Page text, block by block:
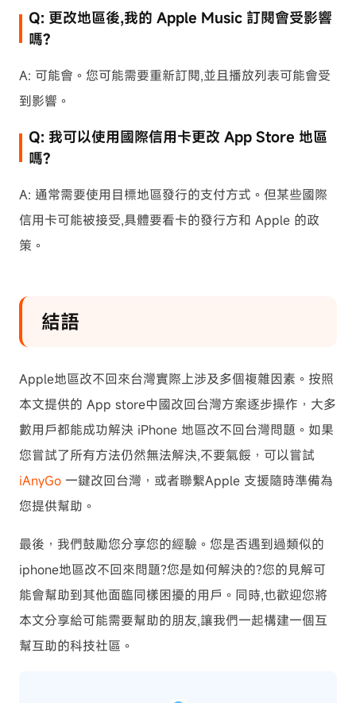
Q: 更改地區後,我的 Apple Music 訂閱會受影響
嗎?
A: 可能會。您可能需要重新訂閱,並且播放列表可能會受
到影響。
Q: 我可以使用國際信用卡更改 App Store 地區
嗎?
A: 通常需要使用目標地區發行的支付方式。但某些國際
信用卡可能被接受,具體要看卡的發行方和 Apple 的政
策。
結語
Apple地區改不回來台灣實際上涉及多個複雜因素。按照
本文提供的 App store中國改回台灣方案逐步操作，大多
數用戶都能成功解決 iPhone 地區改不回台灣問題。如果
您嘗試了所有方法仍然無法解決,不要氣餒，可以嘗試
iAnyGo 一鍵改回台灣，或者聯繫Apple 支援隨時準備為
您提供幫助。
最後，我們鼓勵您分享您的經驗。您是否遇到過類似的
iphone地區改不回來問題?您是如何解決的?您的見解可
能會幫助到其他面臨同樣困擾的用戶。同時,也歡迎您將
本文分享給可能需要幫助的朋友,讓我們一起構建一個互
幫互助的科技社區。